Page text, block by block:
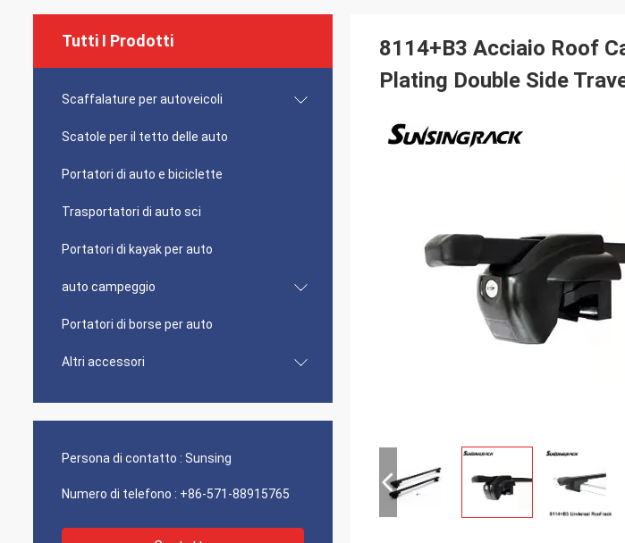
Tutti I Prodotti
Scaffalature per autoveicoli
Scatole per il tetto delle auto
Portatori di auto e biciclette
Trasportatori di auto sci
Portatori di kayak per auto
auto campeggio
Portatori di borse per auto
Altri accessori
Persona di contatto : Sunsing
Numero di telefono : +86-571-88915765
8114+B3 Acciaio Roof
Plating Double Side